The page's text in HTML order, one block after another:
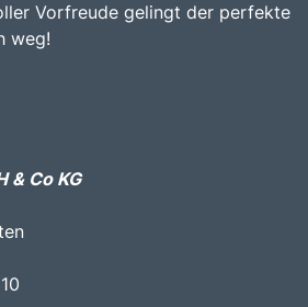
Vorfreude gelingt der perfekte
weg!
& Co KG